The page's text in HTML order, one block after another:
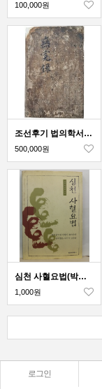
100,000원
조선후기 법의학서인 [증수무원록 增修無寃錄]
500,000원
심천 사혈요법(박남희 지음, 2001)
1,000원
로그인